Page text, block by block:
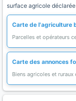
surface agricole
Carte de l'agriculture
Parcelles et opérateurs
Carte des annonces
Biens agricoles et ruraux